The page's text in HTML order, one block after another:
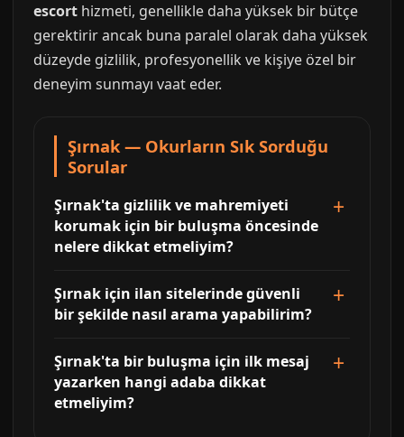
escort hizmeti, genellikle daha yüksek bir bütçe
gerektirir ancak buna paralel olarak daha yüksek
düzeyde gizlilik, profesyonellik ve kişiye özel bir
deneyim sunmayı vaat eder.
Şırnak — Okurların Sık Sorduğu
Sorular
Şırnak'ta gizlilik ve mahremiyeti
korumak için bir buluşma öncesinde
nelere dikkat etmeliyim?
Şırnak için ilan sitelerinde güvenli
bir şekilde nasıl arama yapabilirim?
Şırnak'ta bir buluşma için ilk mesaj
yazarken hangi adaba dikkat
etmeliyim?